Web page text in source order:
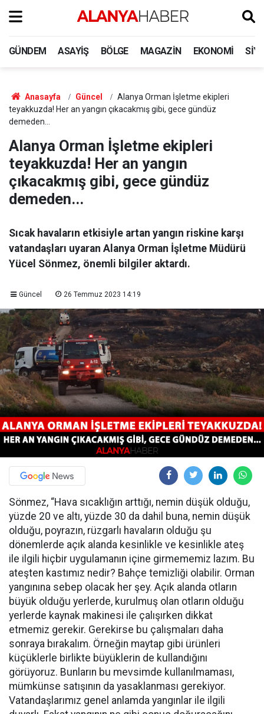
GÜNDEM ASAYIŞ BÖLGE MAGAZIN EKONOMI
Anasayfa Güncel
Alanya Orman İşletme ekipleri
teyakkuzda! Her an yangın çıkacakmış gibi, gece gündüz
demeden...
Alanya Orman İşletme ekipleri
teyakkuzda! Her an yangın
çıkacakmış gibi, gece gündüz
demeden...
Sıcak havaların etkisiyle artan yangın riskine karşı
vatandaşları uyaran Alanya Orman İşletme Müdürü
Yücel Sönmez, önemli bilgiler aktardı.
Güncel 26 Temmuz 2023 14:19
Sönmez, “Hava sıcaklığın arttığı, nemin düşük olduğu,
yüzde 20 ve altı, yüzde 30 da dahil buna, nemin düşük
olduğu, poyrazın, rüzgarlı havaların olduğu şu
dönemlerde açık alanda kesinlikle ve kesinlikle ateş
ile ilgili hiçbir uygulamanın içine girmememiz lazım. Bu
ateşten kastımız nedir? Bahçe temizliği olabilir. Orman
yangınına sebep olacak her şey. Açık alanda otların
büyük olduğu yerlerde, kurulmuş olan otların olduğu
yerlerde kaynak makinesi ile çalışırken dikkat
etmemiz gerekir. Gerekirse bu çalışmaları daha
sonraya bırakalım. Örneğin maytap gibi ürünleri
küçüklerle birlikte büyüklerin de kullandığını
görüyoruz. Bunların bu mevsimde kullanılmaması,
mümkünse satışının da yasaklanması gerekiyor.
Vatandaşlarımız genel anlamda yangınlar ile ilgili